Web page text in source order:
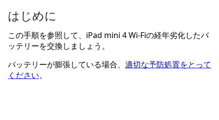
はじめに
この手順を参照して、iPad mini 4 Wi-Fiの経年劣化したバ
ッテリーを交換しましょう。
バッテリーが膨張している場合、 適切な予防処置をとって
ください。